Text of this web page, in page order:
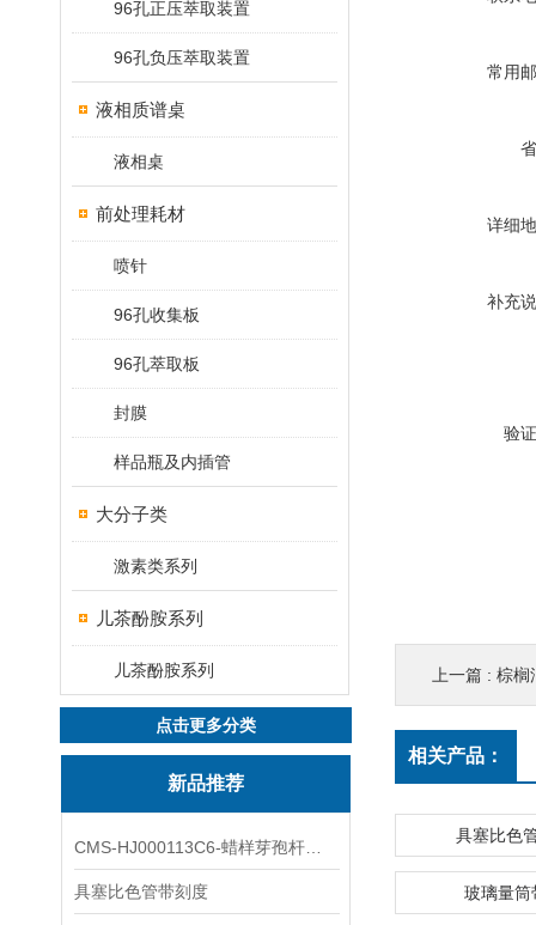
96孔正压萃取装置
96孔负压萃取装置
液相质谱桌
液相桌
前处理耗材
喷针
96孔收集板
96孔萃取板
封膜
样品瓶及内插管
大分子类
激素类系列
儿茶酚胺系列
儿茶酚胺系列
点击更多分类
新品推荐
具塞比色管带刻度
常用
详细
补充
验
上一篇 : 棕榈
相关产品：
具塞比色
玻璃量筒